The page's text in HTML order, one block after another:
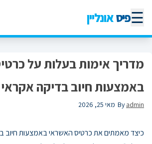
☰פיסאונליין
מדריך אימות בעלות על
באמצעות חיוב בדיקה אקראי
Byadmin מאי 25, 2026
כיצד מאמתים את כרטיס האשראי באמצעות חיוב